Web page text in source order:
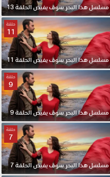
مسلسل هذا البحر سوف يفيض الحلقة 13
حلقة
11
مسلسل هذا البحر سوف يفيض الحلقة 11
حلقة
9
مسلسل هذا البحر سوف يفيض الحلقة 9
حلقة
7
مسلسل هذا البحر سوف يفيض الحلقة 7